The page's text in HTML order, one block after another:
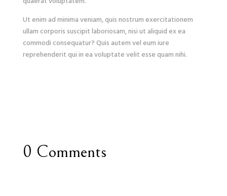
Ut enim ad minima veniam, quis nostrum exercitationem
ullam corporis suscipit laboriosam, nisi ut aliquid ex ea
commodi consequatur? Quis autem vel eum iure
reprehenderit qui in ea voluptate velit esse quam nihi.
0 Comments